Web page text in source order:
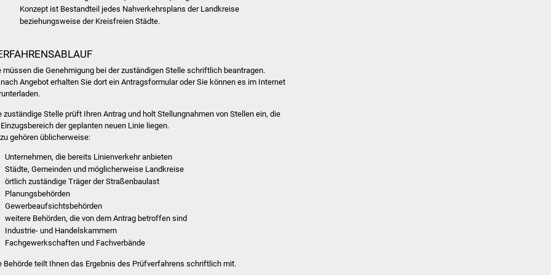
Konzept ist Bestandteil jedes Nahverkehrsplans der Landkreise
beziehungsweise der Kreisfreien Städte.
müssen die Genehmigung bei der zuständigen Stelle schriftlich beantragen.
Angebot erhalten Sie dort ein Antragsformular oder Sie können es im Internet
zuständige Stelle prüft Ihren Antrag und holt Stellungnahmen von Stellen ein, die
der geplanten neuen Linie liegen.
gehören üblicherweise:
Unternehmen, die bereits Linienverkehr anbieten
Städte, Gemeinden und möglicherweise Landkreise
örtlich zuständige Träger der Straßenbaulast
Planungsbehörden
Gewerbeaufsichtsbehörden
weitere Behörden, die von dem Antrag betroffen sind
Industrie- und Handelskammern
Fachgewerkschaften und Fachverbände
Behörde teilt Ihnen das Ergebnis des Prüfverfahrens schriftlich mit.